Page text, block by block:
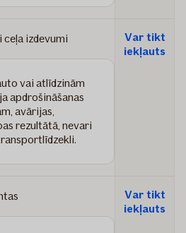
ceļa izdevumi
vai atlīdzinām
apdrošināšanas
avārijas,
rezultātā, nevari
Var tikt
iekļauts
Var tikt
iekļauts